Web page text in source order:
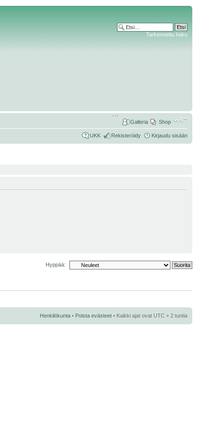
Tarkennettu haku
Shop
Galleria
UKK Rekisteröidy Kirjaudu sisään
Hyppää:
Henkilökunta • Poista evästeet • Kaikki ajat ovat UTC + 2 tuntia